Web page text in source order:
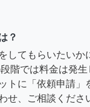
？
してもらいたいか
階では料金は発生
トに「依頼申請」
せ、ご相談くだ